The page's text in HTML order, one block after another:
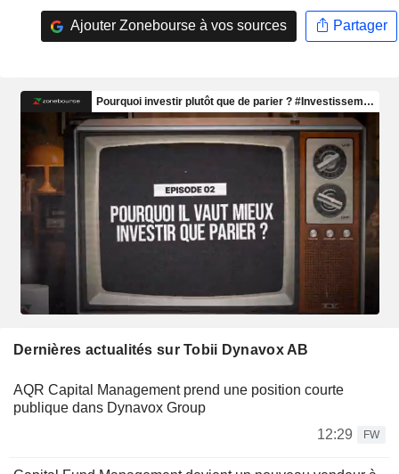
Ajouter Zonebourse à vos sources Partager
Dernières actualités sur Tobii Dynavox AB
AQR Capital Management prend une position courte
publique dans Dynavox Group
12:29
FW